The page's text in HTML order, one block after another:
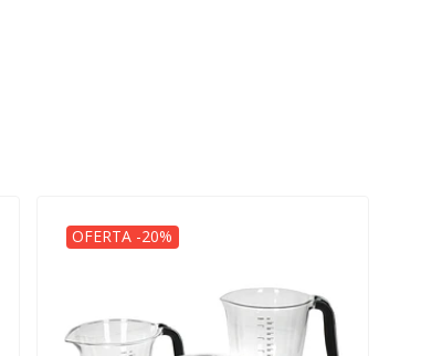
OFERTA -20%